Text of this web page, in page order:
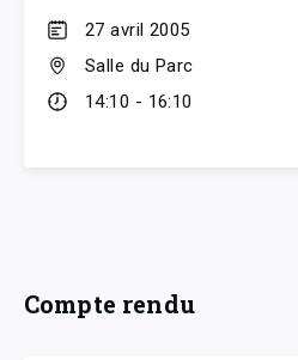
27 avril 2005
Salle du Parc
14:10 - 16:10
Compte rendu